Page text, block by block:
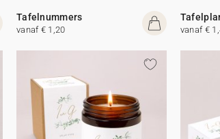
Tafelnummers
vanaf € 1,20 vanaf €